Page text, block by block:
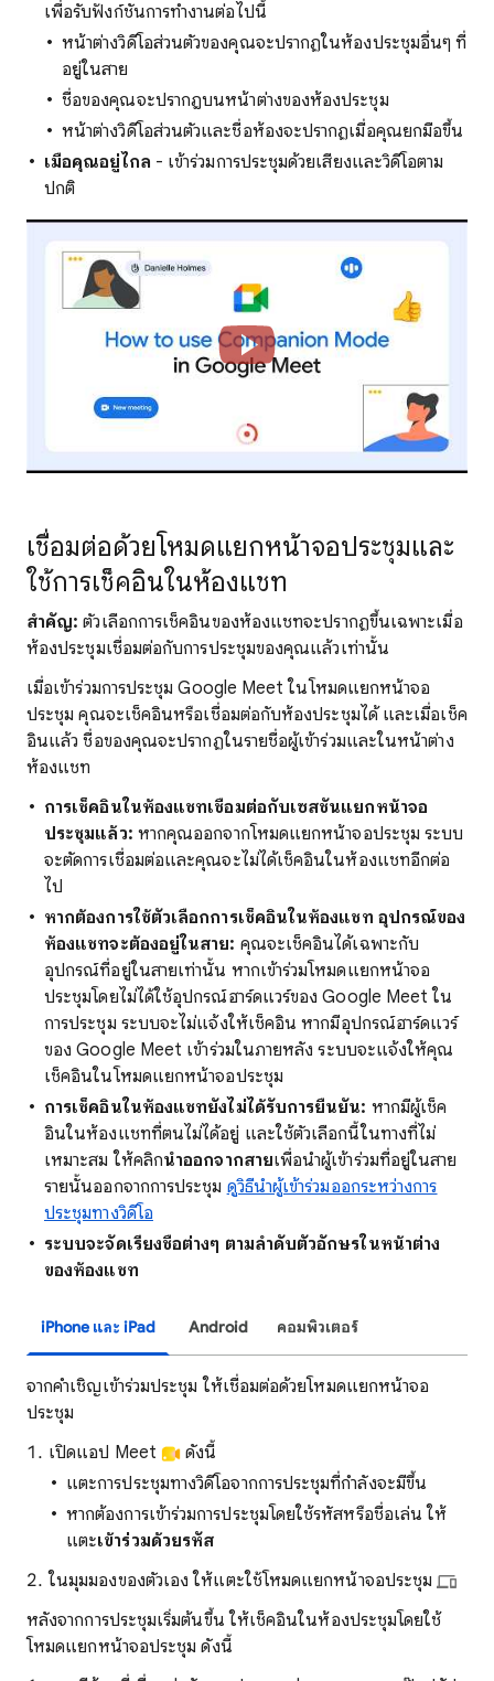
เพื่อรับฟังก์ชันการทำงานต่อไปนี้
หน้าต่างวิดีโอส่วนตัวของคุณจะปรากฏในห้องประชุมอื่นๆ ที่
อยู่ในสาย
ชื่อของคุณจะปรากฎบนหน้าต่างของห้องประชุม
หน้าต่างวิดีโอส่วนตัวและชื่อห้องจะปรากฏเมื่อคุณยกมือขึ้น
เมื่อคุณอยู่ไกล - เข้าร่วมการประชุมด้วยเสียงและวิดีโอตาม
ปกติ
เชื่อมต่อด้วยโหมดแยกหน้าจอประชุมและ
ใช้การเช็คอินในห้องแชท
สำคัญ: ตัวเลือกการเช็คอินของห้องแชทจะปรากฏขึ้นเฉพาะเมื่อ
ห้องประชุมเชื่อมต่อกับการประชุมของคุณแล้วเท่านั้น
เมื่อเข้าร่วมการประชุม Google Meet ในโหมดแยกหน้าจอ
ประชุม คุณจะเช็คอินหรือเชื่อมต่อกับห้องประชุมได้ และเมื่อเช็ค
อินแล้ว ชื่อของคุณจะปรากฏในรายชื่อผู้เข้าร่วมและในหน้าต่าง
ห้องแชท
การเช็คอินในห้องแชทเชื่อมต่อกับเซสชันแยกหน้าจอ
ประชุมแล้ว: หากคุณออกจากโหมดแยกหน้าจอประชุม ระบบ
จะตัดการเชื่อมต่อและคุณจะไม่ได้เช็คอินในห้องแชทอีกต่อ
ไป
หากต้องการใช้ตัวเลือกการเช็คอินในห้องแชท อุปกรณ์ของ
ห้องแชทจะต้องอยู่ในสาย: คุณจะเช็คอินได้เฉพาะกับ
อุปกรณ์ที่อยู่ในสายเท่านั้น หากเข้าร่วมโหมดแยกหน้าจอ
ประชุมโดยไม่ได้ใช้อุปกรณ์ฮาร์ดแวร์ของ Google Meet ใน
การประชุม ระบบจะไม่แจ้งให้เช็คอิน หากมีอุปกรณ์ฮาร์ดแวร์
ของ Google Meet เข้าร่วมในภายหลัง ระบบจะแจ้งให้คุณ
เช็คอินในโหมดแยกหน้าจอประชุม
การเช็คอินในห้องแชทยังไม่ได้รับการยืนยัน: หากมีผู้เช็ค
อินในห้องแชทที่ตนไม่ได้อยู่ และใช้ตัวเลือกนี้ในทางที่ไม่
เหมาะสม ให้คลิกนําออกจากสายเพื่อนำผู้เข้าร่วมที่อยู่ในสาย
รายนั้นออกจากการประชุม ดูวิธีนําผู้เข้าร่วมออกระหว่างการ
ประชุมทางวิดีโอ
ระบบจะจัดเรียงชื่อต่างๆ ตามลำดับตัวอักษรในหน้าต่าง
ของห้องแชท
iPhone และ iPad Android คอมพิวเตอร์
จากคำเชิญเข้าร่วมประชุม ให้เชื่อมต่อด้วยโหมดแยกหน้าจอ
ประชุม
เปิดแอป Meet
ดังนี้
แตะการประชุมทางวิดีโอจากการประชุมที่กำลังจะมีขึ้น
หากต้องการเข้าร่วมการประชุมโดยใช้รหัสหรือชื่อเล่น ให้
แตะเข้าร่วมด้วยรหัส
ในมุมมองของตัวเอง ให้แตะใช้โหมดแยกหน้าจอประชุม
หลังจากการประชุมเริ่มต้นขึ้น ให้เช็คอินในห้องประชุมโดยใช้
โหมดแยกหน้าจอประชุม ดังนี้